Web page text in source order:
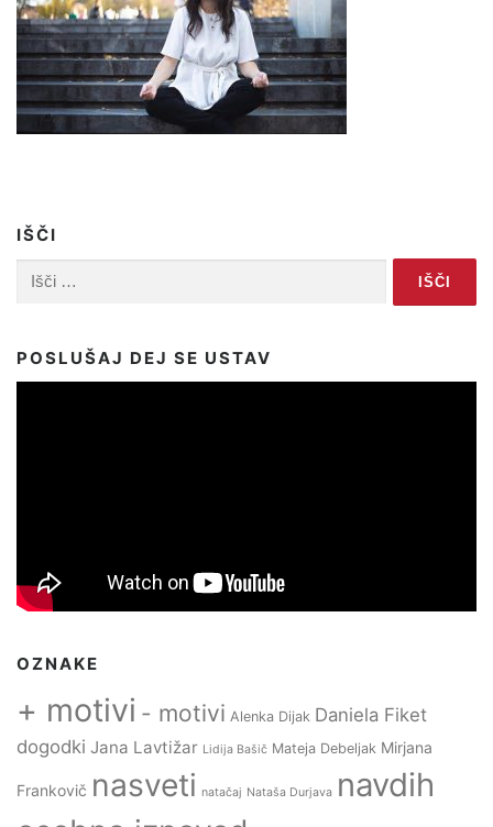
IŠČI
POSLUŠAJ DEJ SE USTAV
OZNAKE
+ motivi - motivi Alenka Dijak Daniela Fiket
dogodki Jana Lavtižar Lidija Bašič Mateja Debeljak Mirjana
Frankovič nasveti natačaj Nataša Durjava navdih